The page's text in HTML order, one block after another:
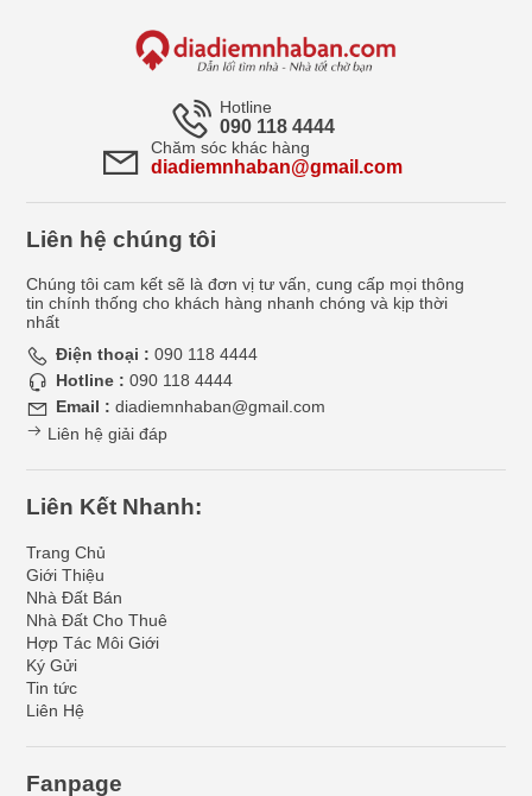
Hotline
090 118 4444
Chăm sóc khác hàng
diadiemnhaban@gmail.com
Liên hệ chúng tôi
Chúng tôi cam kết sẽ là đơn vị tư vấn, cung cấp mọi thông
tin chính thống cho khách hàng nhanh chóng và kịp thời
nhất
Điện thoại : 090 118 4444
Hotline : 090 118 4444
Email : diadiemnhaban@gmail.com
Liên hệ giải đáp
Liên Kết Nhanh:
Trang Chủ
Giới Thiệu
Nhà Đất Bán
Nhà Đất Cho Thuê
Hợp Tác Môi Giới
Ký Gửi
Tin tức
Liên Hệ
Fanpage